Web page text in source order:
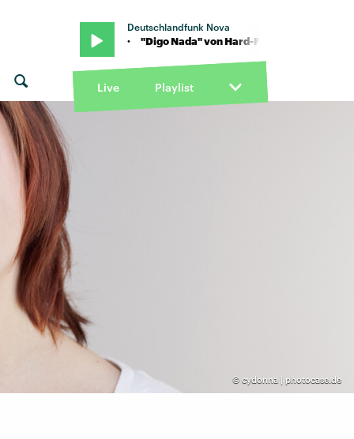
Deutschlandfunk Nova
Mike Kalle · "Digo Nada" von Hard-Fi feat. Mike Kalle · "Digo
Live Playlist
© cydonna | photocase.de